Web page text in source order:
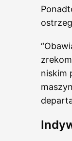
niskim